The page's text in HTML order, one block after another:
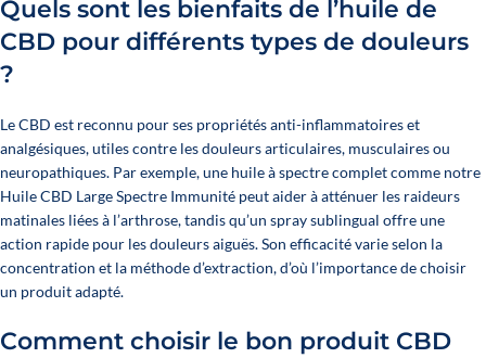
Quels sont les bienfaits de l’huile de
CBD pour différents types de douleurs
?
Le CBD est reconnu pour ses propriétés anti-inflammatoires et
analgésiques, utiles contre les douleurs articulaires, musculaires ou
neuropathiques. Par exemple, une huile à spectre complet comme notre
Huile CBD Large Spectre Immunité peut aider à atténuer les raideurs
matinales liées à l’arthrose, tandis qu’un spray sublingual offre une
action rapide pour les douleurs aiguës. Son efficacité varie selon la
concentration et la méthode d’extraction, d’où l’importance de choisir
un produit adapté.
Comment choisir le bon produit CBD